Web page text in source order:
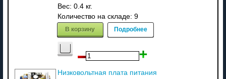
Вес: 0.4 кг.
Количество на складе: 9
В корзину Подробнее
Низковольтная плата питания